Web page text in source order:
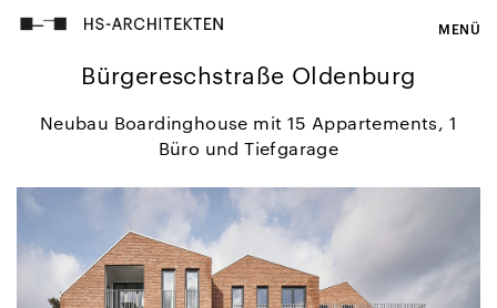
MENÜ
Bürgereschstraße Oldenburg
Neubau Boardinghouse mit 15 Appartements, 1
Büro und Tiefgarage